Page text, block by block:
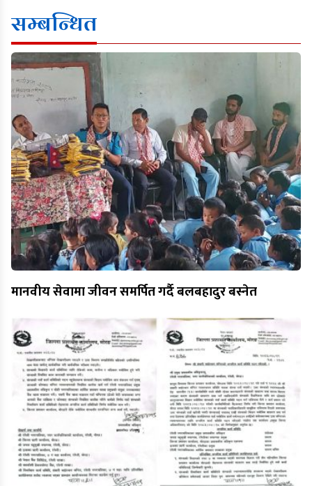
सम्बन्धित
मानवीय सेवामा जीवन समर्पित गर्दै बलबहादुर बस्नेत